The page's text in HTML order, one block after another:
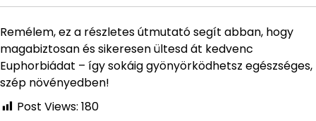
Remélem, ez a részletes útmutató segít abban, hogy
magabiztosan és sikeresen ültesd át kedvenc
Euphorbiádat – így sokáig gyönyörködhetsz egészséges,
szép növényedben!
Post Views: 180